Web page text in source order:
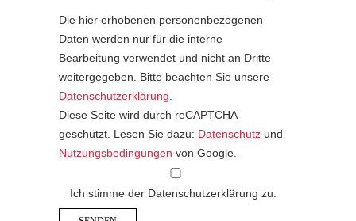
Die hier erhobenen personenbezogenen
Daten werden nur für die interne
Bearbeitung verwendet und nicht an Dritte
weitergegeben. Bitte beachten Sie unsere
Datenschutzerklärung.
Diese Seite wird durch reCAPTCHA
geschützt. Lesen Sie dazu: Datenschutz und
Nutzungsbedingungen von Google.
Ich stimme der Datenschutzerklärung zu.